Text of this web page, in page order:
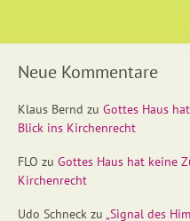
Neue Kommentare
Klaus Bernd zu Gottes Haus
Blick ins Kirchenrecht
FLO zu Gottes Haus hat keine
Kirchenrecht
Udo Schneck zu „Signal des